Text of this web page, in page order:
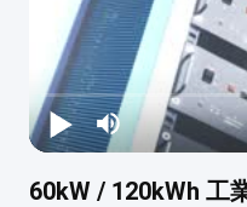
60kW / 120kWh 工